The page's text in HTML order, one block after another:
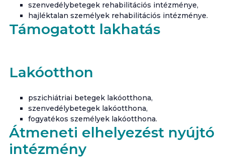
szenvedélybetegek rehabilitációs intézménye,
hajléktalan személyek rehabilitációs intézménye.
Támogatott lakhatás
Lakóotthon
pszichiátriai betegek lakóotthona,
szenvedélybetegek lakóotthona,
fogyatékos személyek lakóotthona.
Átmeneti elhelyezést nyújtó
intézmény